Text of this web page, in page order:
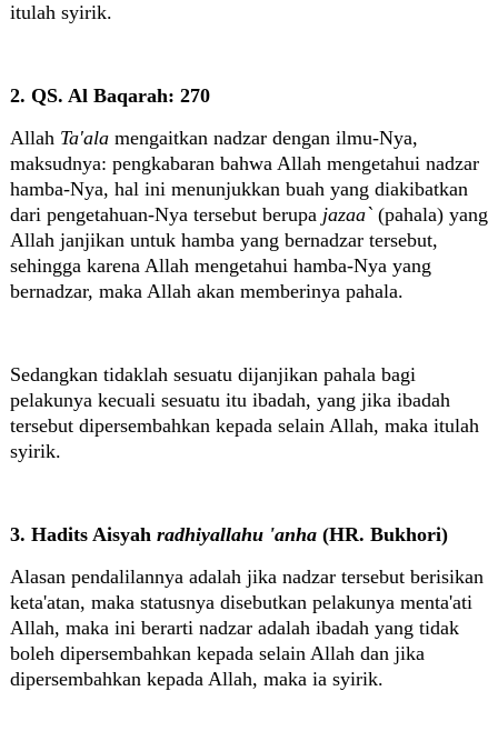
itulah syirik.
2. QS. Al Baqarah: 270
Allah Ta'ala mengaitkan nadzar dengan ilmu-Nya,
maksudnya: pengkabaran bahwa Allah mengetahui nadzar
hamba-Nya, hal ini menunjukkan buah yang diakibatkan
dari pengetahuan-Nya tersebut berupa jazaa` (pahala) yang
Allah janjikan untuk hamba yang bernadzar tersebut,
sehingga karena Allah mengetahui hamba-Nya yang
bernadzar, maka Allah akan memberinya pahala.
Sedangkan tidaklah sesuatu dijanjikan pahala bagi
pelakunya kecuali sesuatu itu ibadah, yang jika ibadah
tersebut dipersembahkan kepada selain Allah, maka itulah
syirik.
3. Hadits Aisyah radhiyallahu 'anha(HR. Bukhori)
Alasan pendalilannya adalah jika nadzar tersebut berisikan
keta'atan, maka statusnya disebutkan pelakunya menta'ati
Allah, maka ini berarti nadzar adalah ibadah yang tidak
boleh dipersembahkan kepada selain Allah dan jika
dipersembahkan kepada Allah, maka ia syirik.